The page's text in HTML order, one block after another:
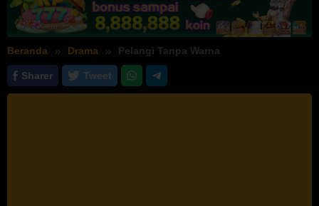
Beranda Drama Pelangi Tanpa Warna
Sharer Tweet